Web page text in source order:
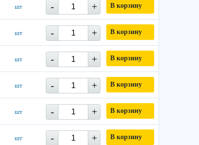
шт - + В корзину
шт - + В корзину
шт - + В корзину
шт - + В корзину
шт - + В корзину
шт - + В корзину